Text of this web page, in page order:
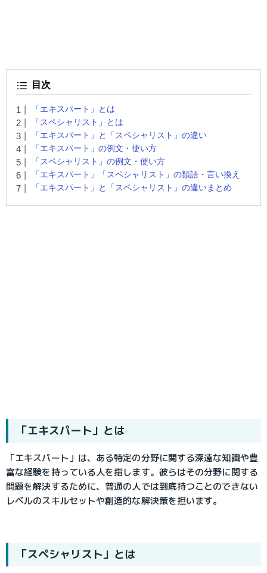
目次
「エキスパート」とは
「スペシャリスト」とは
「エキスパート」と「スペシャリスト」の違い
「エキスパート」の例文・使い方
「スペシャリスト」の例文・使い方
「エキスパート」「スペシャリスト」の類語・言い換え
「エキスパート」と「スペシャリスト」の違いまとめ
「エキスパート」とは
「エキスパート」は、ある特定の分野に関する深遠な知識や豊
富な経験を持っている人を指します。彼らはその分野に関する
問題を解決するために、普通の人では到底持つことのできない
レベルのスキルセットや創造的な解決策を担います。
「スペシャリスト」とは